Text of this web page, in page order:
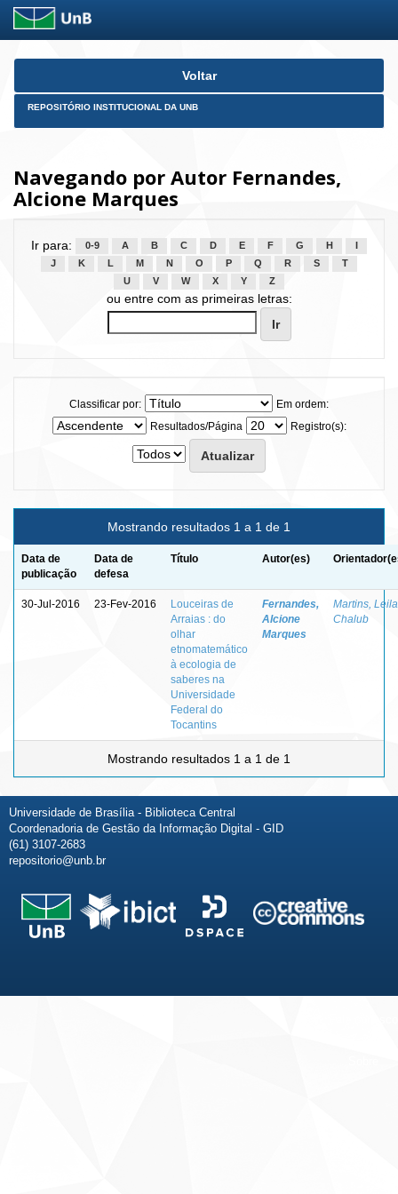
Skip
Voltar
REPOSITÓRIO INSTITUCIONAL DA UNB
Navegando por Autor Fernandes,
Alcione Marques
Ir para: 0-9 A B C D E F G H
J
K L M N O P Q R S
T
U
V W X Y Z
ou entre com as primeiras letras:
Classificar por:
Em ordem:
Resultados/Página
Registro(s):
Mostrando resultados 1 a 1 de 1
Data de
publicação
Data de
defesa
Título Autor(es)
30-Jul-2016 23-Fev-2016
Louceiras de
Arraias : do
olhar
etnomatemático
à ecologia de
saberes na
Universidade
Federal do
Tocantins
Fernandes,
Alcione
Marques
Martins, Leila
Chalub
Mostrando resultados 1 a 1 de 1
Universidade de Brasília - Biblioteca Central
Coordenadoria de Gestão da Informação Digital - GID
(61) 3107-2683
repositorio@unb.br